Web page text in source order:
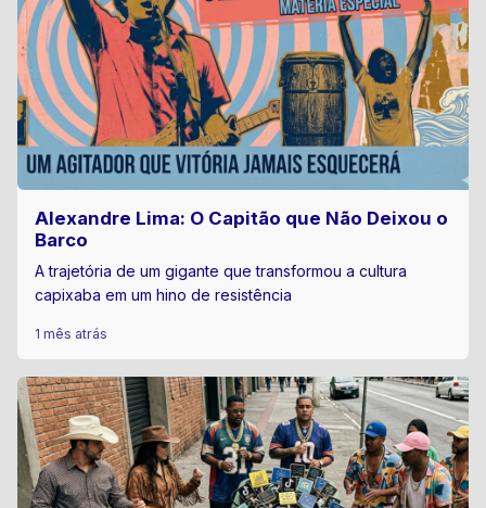
Alexandre Lima: O Capitão que Não Deixou o
Barco
A trajetória de um gigante que transformou a cultura
capixaba em um hino de resistência
1 mês atrás